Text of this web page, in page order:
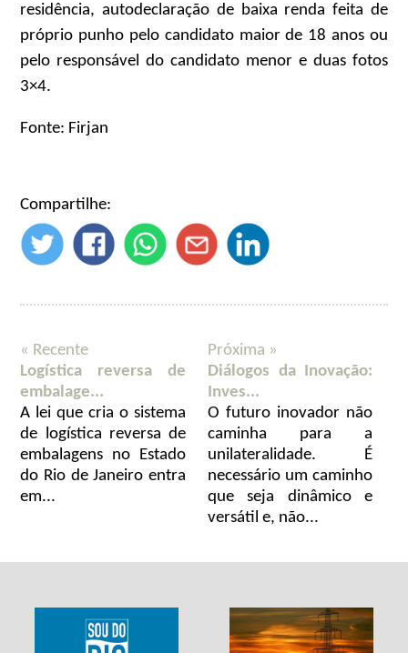
residência, autodeclaração de baixa renda feita de
próprio punho pelo candidato maior de 18 anos ou
pelo responsável do candidato menor e duas fotos
3×4.
Fonte: Firjan
Compartilhe:
« Recente
Logística reversa de
embalage...
A lei que cria o sistema
de logística reversa de
embalagens no Estado
do Rio de Janeiro entra
em...
Próxima »
Diálogos da Inovação:
Inves...
O futuro inovador não
caminha para a
unilateralidade. É
necessário um caminho
que seja dinâmico e
versátil e, não...